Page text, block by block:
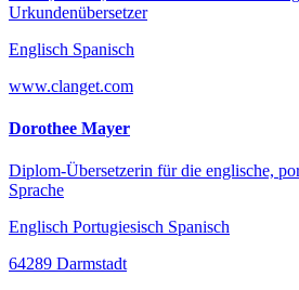
Urkundenübersetzer
Englisch Spanisch
www.clanget.com
Dorothee Mayer
Diplom-Übersetzerin für die englische,
Sprache
Englisch Portugiesisch Spanisch
64289 Darmstadt